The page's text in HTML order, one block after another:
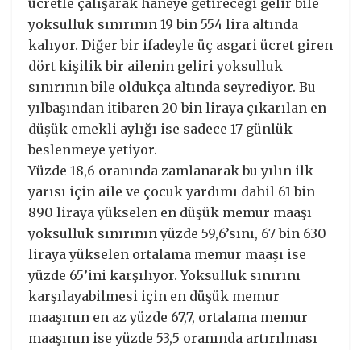
ücretle çalışarak haneye getireceği gelir bile
yoksulluk sınırının 19 bin 554 lira altında
kalıyor. Diğer bir ifadeyle üç asgari ücret giren
dört kişilik bir ailenin geliri yoksulluk
sınırının bile oldukça altında seyrediyor. Bu
yılbaşından itibaren 20 bin liraya çıkarılan en
düşük emekli aylığı ise sadece 17 günlük
beslenmeye yetiyor.
Yüzde 18,6 oranında zamlanarak bu yılın ilk
yarısı için aile ve çocuk yardımı dahil 61 bin
890 liraya yükselen en düşük memur maaşı
yoksulluk sınırının yüzde 59,6’sını, 67 bin 630
liraya yükselen ortalama memur maaşı ise
yüzde 65’ini karşılıyor. Yoksulluk sınırını
karşılayabilmesi için en düşük memur
maaşının en az yüzde 67,7, ortalama memur
maaşının ise yüzde 53,5 oranında artırılması